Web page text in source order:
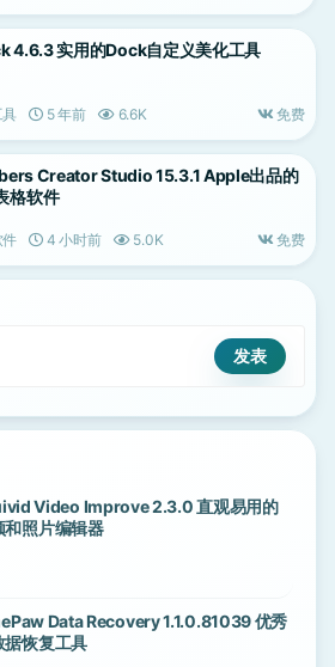
4.6.3 实用的Dock自定义美化工具
具 5 年前 6.6K 免费
Creator Studio 15.3.1 Apple出品的
格软件
件 4 小时前 5.0K 免费
Video Improve 2.3.0 直观易用的
和照片编辑器
Data Recovery 1.1.0.81039 优秀
据恢复工具